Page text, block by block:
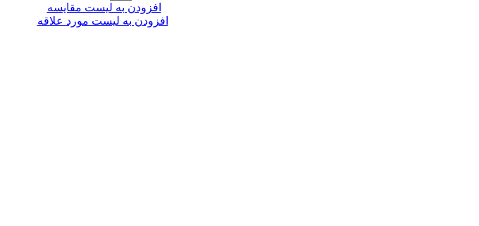
افزودن به ليست مقايسه
افزودن به لیست مورد علاقه